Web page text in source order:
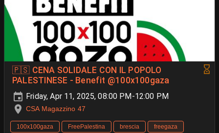
🇵🇸 CENA SOLIDALE CON IL POPOLO
PALESTINESE - Benefit @100x100gaza
Friday, Apr 11, 2025, 08:00 PM-12:00 PM
CSA Magazzino 47
100x100gaza FreePalestina brescia freegaza